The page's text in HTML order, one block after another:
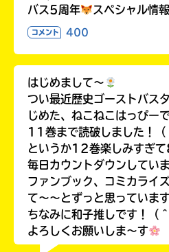
バス5周年
スペシャル情報
コメント 400
はじめまして〜
つい最近歴史ゴーストバス
じめた、ねこねこはっぴー
11巻まで読破しました！
というか12巻楽しみすぎ
毎日カウントダウンしてい
ファンブック、コミカライ
て〜〜とずっと思っていま
ちなみに和子推しです！（
よろしくお願いしま〜す